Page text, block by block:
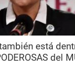
está
del